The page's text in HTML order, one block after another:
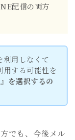
配信の両方
利用しなくて
用する可能性を
を選択するの
でも、今後メル